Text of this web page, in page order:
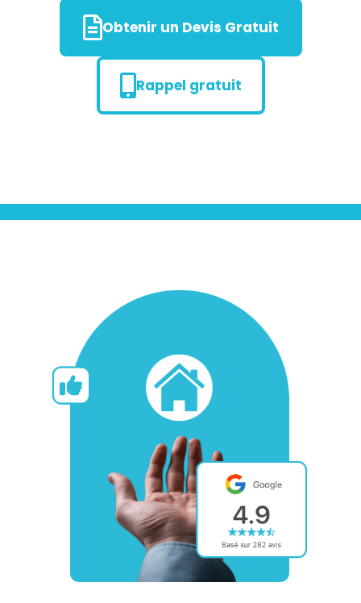
Obtenir un Devis Gratuit
Rappel gratuit